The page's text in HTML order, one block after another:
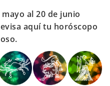
al 20 de junio
aquí tu horóscopo